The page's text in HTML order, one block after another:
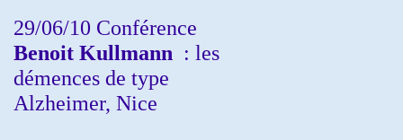
29/06/10 Conférence
Benoit Kullmann : les
démences de type
Alzheimer, Nice